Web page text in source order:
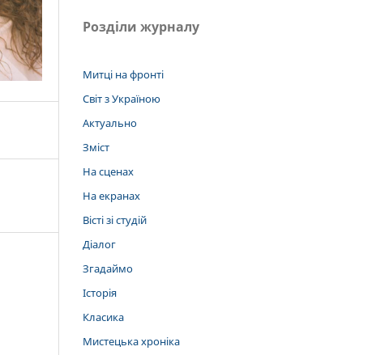
Розділи журналу
Митці на фронті
Світ з Україною
Актуально
Зміст
На сценах
На екранах
Вісті зі студій
Діалог
Згадаймо
Історія
Класика
Мистецька хроніка